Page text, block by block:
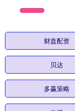
财盘配资
贝达
多赢策略